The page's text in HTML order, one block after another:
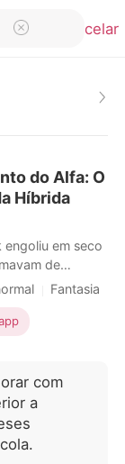
Cancelar
do Alfa: O
Híbrida
engoliu em seco
de
fraco" nas
acreditou
de Zack
o que
ela
através da dor
as notícias já
o
Fantasia
Alpha
Romance
com
a